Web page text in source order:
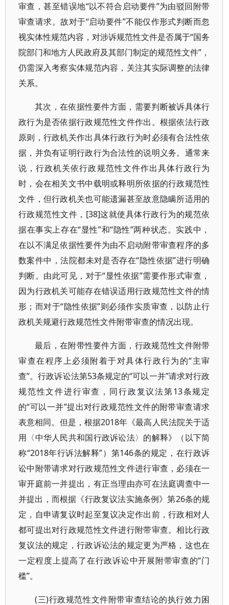
审查，甚至错误地“以不符合启动要件”为由驳回附带
审查请求。故对于“启动要件”不能仅作形式判断而忽
视实体性规范内容，对涉诉规范性文件是否属于“国务
院部门和地方人民政府及其部门制定的规范性文件”，
仍需深入考察实体规范内容，关注其实际调整的法律
关系。
其次，在依据性要件方面，需要判断被诉具体行
政行为是否依据行政规范性文件作出。根据依法行政
原则，行政机关作出具体行政行为时必须有合法性依
据，并负有证明行政行为合法性的说明义务。通常来
说，行政机关依行政规范性文件作出具体行政行为
时，会在相关文书中载明或释明所依据的行政规范性
文件，但行政机关也可能遗漏甚至故意隐瞒所适用的
行政规范性文件，[38]这就使具体行政行为的规范依
据在事实上存在“显性”和“隐性”两种状态。实践中，
在以不满足依据性要件为由不启动附带审查程序的多
数案件中，法院都未对是否存在“隐性依据”进行明确
判断。由此可见，对于“显性依据”需要作形式审查，
因为行政机关可能存在错误适用行政规范性文件的情
形；而对于“隐性依据”则必须作实质审查，以防止行
政机关规避行政规范性文件附带审查的情况出现。
最后，在附带性要件方面，行政规范性文件附带
审查在程序上必须附着于对具体行政行为的“主审
查”。行政诉讼法第53条规定的“可以一并”请求对行政
规范性文件进行审查，同行政复议法第13条规定
的“可以一并”提出对行政规范性文件的附带审查请求
表意相同。但是，根据2018年《最高人民法院关于适
用〈中华人民共和国行政诉讼法〉的解释》（以下简
称“2018年行诉法解释”）第146条的规定，在行政诉
讼中附带请求对行政规范性文件进行审查，必须在一
审开庭前一并提出，有正当理由亦可在法庭调查中一
并提出，而根据《行政复议法实施条例》第26条的规
定，自申请复议时起至复议决定作出前，行政相对人
都可提出对行政规范性文件进行附带审查。相比行政
复议法的规定，行政诉讼法的规定更为严格，这也在
一定程度上提高了在行政诉讼中开展附带审查的“门
槛”。
(三)行政规范性文件附带审查结论的执行效力困